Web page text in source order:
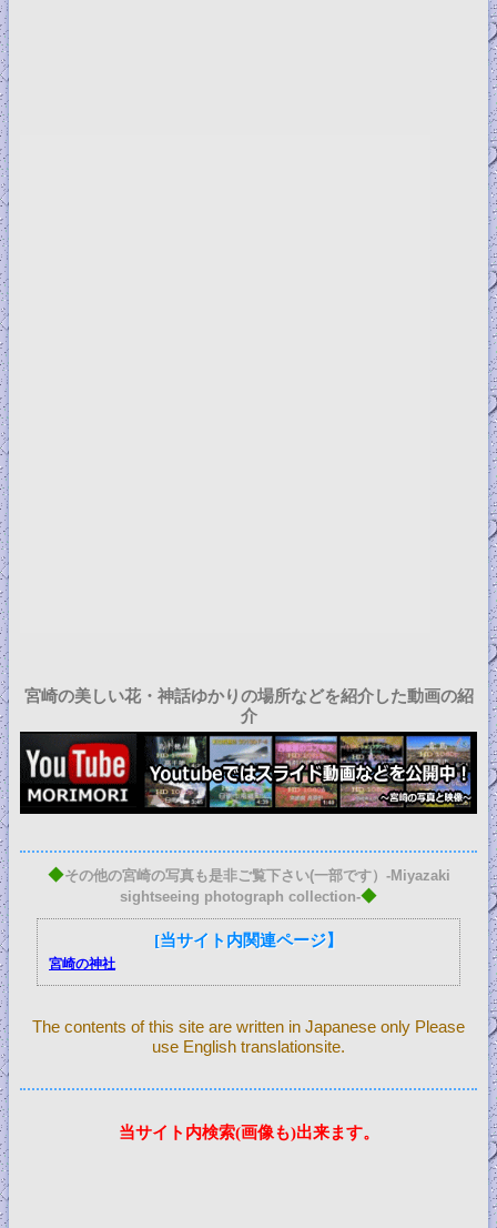
宮崎の美しい花・神話ゆかりの場所などを紹介した動画の紹
介
◆その他の宮崎の写真も是非ご覧下さい(一部です）-Miyazaki
sightseeing photograph collection-◆
[当サイト内関連ページ】
宮崎の神社
The contents of this site are written in Japanese only Please
use English translationsite.
当サイト内検索(画像も)出来ます。